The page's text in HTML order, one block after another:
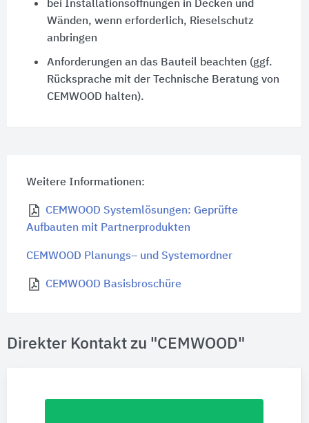
bei Installationsöffnungen in Decken und
Wänden, wenn erforderlich, Rieselschutz
anbringen
Anforderungen an das Bauteil beachten (ggf.
Rücksprache mit der Technische Beratung von
CEMWOOD halten).
Weitere Informationen:
CEMWOOD Systemlösungen: Geprüfte
Aufbauten mit Partnerprodukten
CEMWOOD Planungs– und Systemordner
CEMWOOD Basisbroschüre
Direkter Kontakt zu "CEMWOOD"